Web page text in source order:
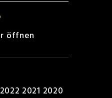
öffnen
2022 2021 2020